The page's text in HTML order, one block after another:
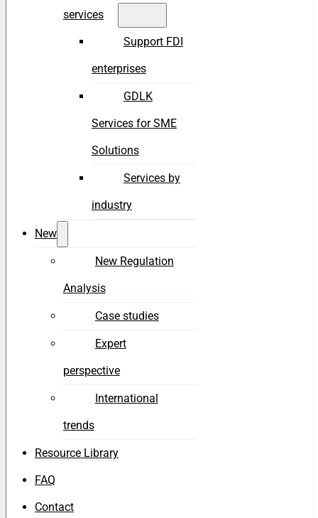
services
Support FDI
enterprises
GDLK
Services for SME
Solutions
Services by
industry
New
New Regulation
Analysis
Case studies
Expert
perspective
International
trends
Resource Library
FAQ
Contact